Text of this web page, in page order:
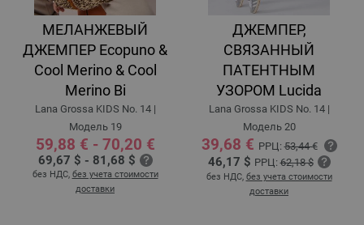
МЕЛАНЖЕВЫЙ
ДЖЕМПЕР Ecopuno &
Cool Merino & Cool
Merino Bi
Lana Grossa KIDS No. 14 |
Модель 19
59,88 € - 70,20 €
69,67 $ - 81,68 $
без НДС, без учета стоимости
доставки
ДЖЕМПЕР,
СВЯЗАННЫЙ
ПАТЕНТНЫМ
УЗОРОМ Lucida
Lana Grossa KIDS No. 14 |
Модель 20
39,68 € РРЦ:53,44 €
46,17 $ РРЦ:62,18 $
без НДС, без учета стоимости
доставки